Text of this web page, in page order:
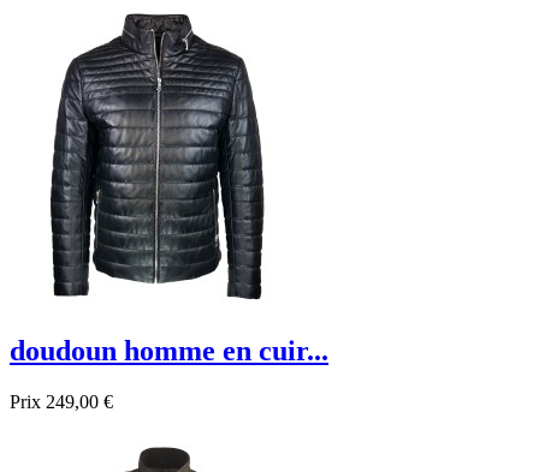
Promo !
doudoun homme en cuir...
Prix 249,00 €